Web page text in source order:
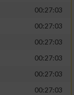
00:27:03
00:27:03
00:27:03
00:27:03
00:27:03
00:27:03